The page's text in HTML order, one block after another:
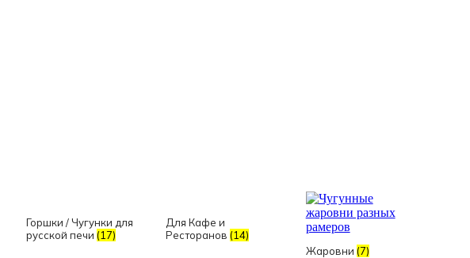
Горшки / Чугунки для
русской печи (17)
Для Кафе и
Ресторанов (14)
Жаровни (7)